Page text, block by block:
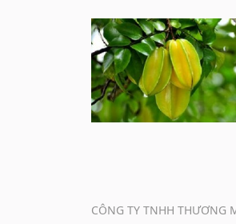
CÔNG TY TNHH THƯƠNG